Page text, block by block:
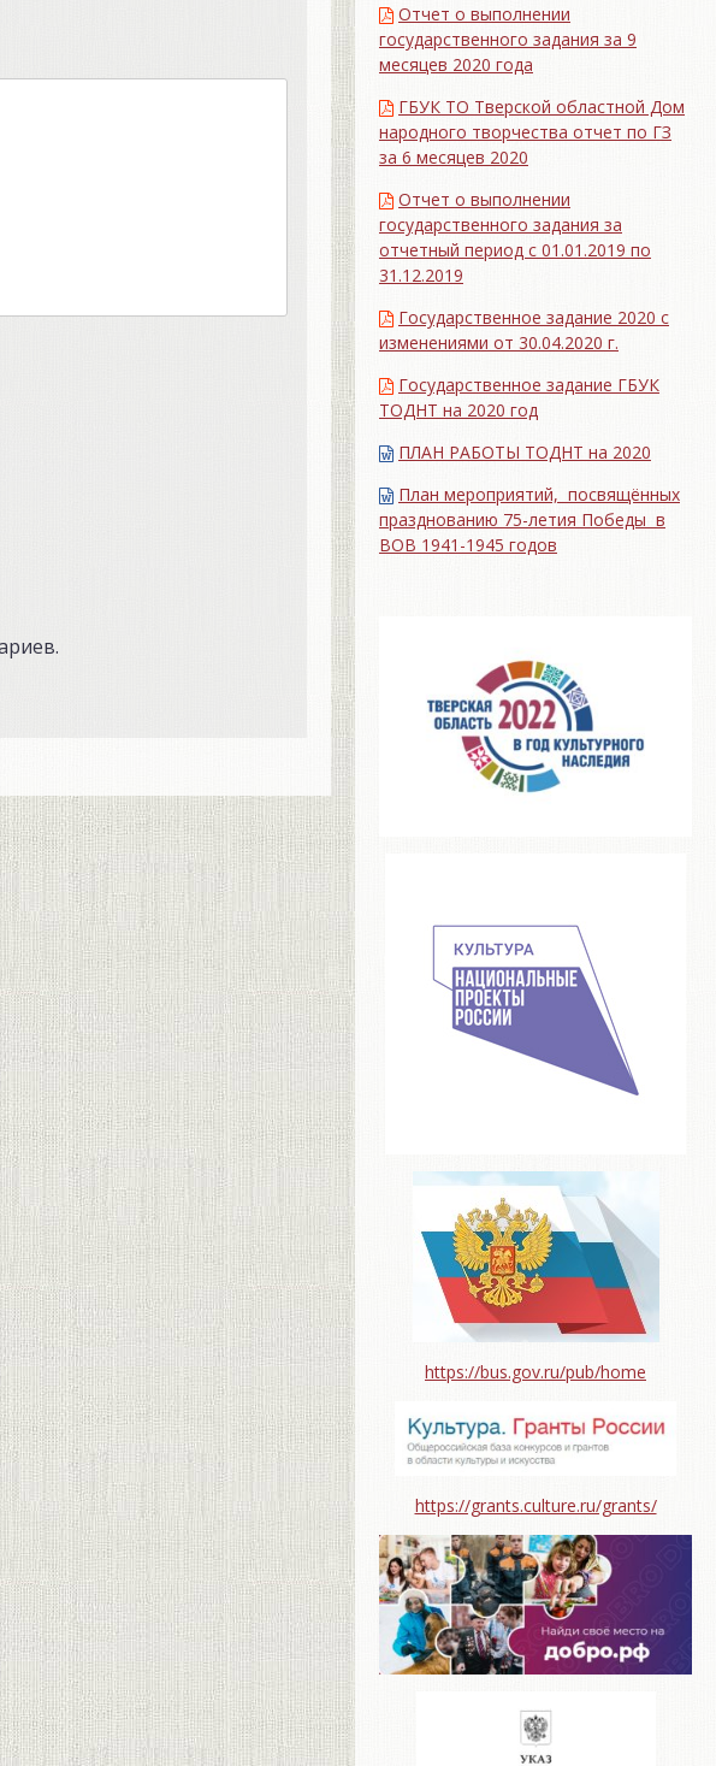
Отчет о выполнении
государственного задания за 9
месяцев 2020 года
ГБУК ТО Тверской областной Дом
народного творчества отчет по ГЗ
за 6 месяцев 2020
Отчет о выполнении
государственного задания за
отчетный период с 01.01.2019 по
31.12.2019
Государственное задание 2020 с
изменениями от 30.04.2020 г.
Государственное задание ГБУК
ТОДНТ на 2020 год
ПЛАН РАБОТЫ ТОДНТ на 2020
План мероприятий, посвящённых
празднованию 75-летия Победы в
ВОВ 1941-1945 годов
https://bus.gov.ru/pub/home
https://grants.culture.ru/grants/